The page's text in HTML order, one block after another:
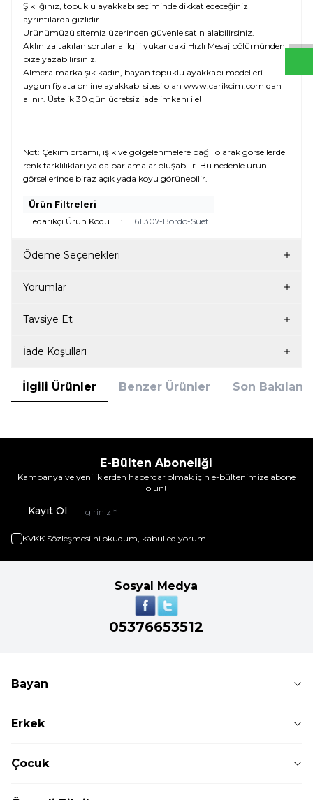
Şıklığınız, topuklu ayakkabı seçiminde dikkat edeceğiniz
ayrıntılarda gizlidir.
Ürünümüzü sitemiz üzerinden güvenle satın alabilirsiniz.
Aklınıza takılan sorularla ilgili yukarıdaki Hızlı Mesaj bölümünden
bize yazabilirsiniz.
Almera marka şık kadın, bayan topuklu ayakkabı modelleri
uygun fiyata online ayakkabı sitesi olan www.carikcim.com'dan
alınır. Üstelik 30 gün ücretsiz iade imkanı ile!
Not: Çekim ortamı, ışık ve gölgelenmelere bağlı olarak görsellerde
renk farklılıkları ya da parlamalar oluşabilir. Bu nedenle ürün
görsellerinde biraz açık yada koyu görünebilir.
Ürün Filtreleri
Tedarikçi Ürün Kodu
: 61 307-Bordo-Süet
Ödeme Seçenekleri
Yorumlar
Tavsiye Et
İade Koşulları
İlgili Ürünler Benzer Ürünler Son
E-Bülten Aboneliği
Kampanya ve yeniliklerden haberdar olmak için e-bültenimize abone
olun!
Kayıt Ol
KVKK Sözleşmesi'ni okudum, kabul ediyorum.
Sosyal Medya
05376653512
Bayan
Erkek
Çocuk